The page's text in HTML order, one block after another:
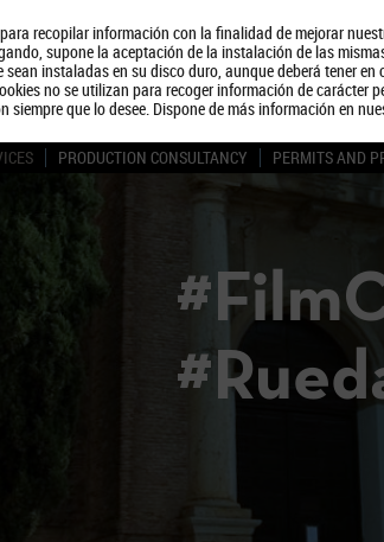
recopilar información con la finalidad de mejorar
supone la aceptación de la instalación de las
instaladas en su disco duro, aunque deberá tener
no se utilizan para recoger información de carácter
que lo desee. Dispone de más información en
PRODUCTION CONSULTANCY PERMITS AND